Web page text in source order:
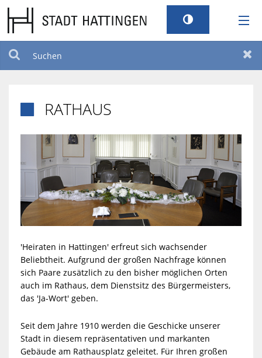
RATHAUS
STANDORT
SERVICEPORTAL
BILDUNG UND KULTUR
BARRIEREFREIHEIT
RATHAUS
'Heiraten in Hattingen' erfreut sich wachsender
Beliebtheit. Aufgrund der großen Nachfrage können
sich Paare zusätzlich zu den bisher möglichen Orten
auch im Rathaus, dem Dienstsitz des Bürgermeisters,
das 'Ja-Wort' geben.
Seit dem Jahre 1910 werden die Geschicke unserer
Stadt in diesem repräsentativen und markanten
Gebäude am Rathausplatz geleitet. Für Ihren großen